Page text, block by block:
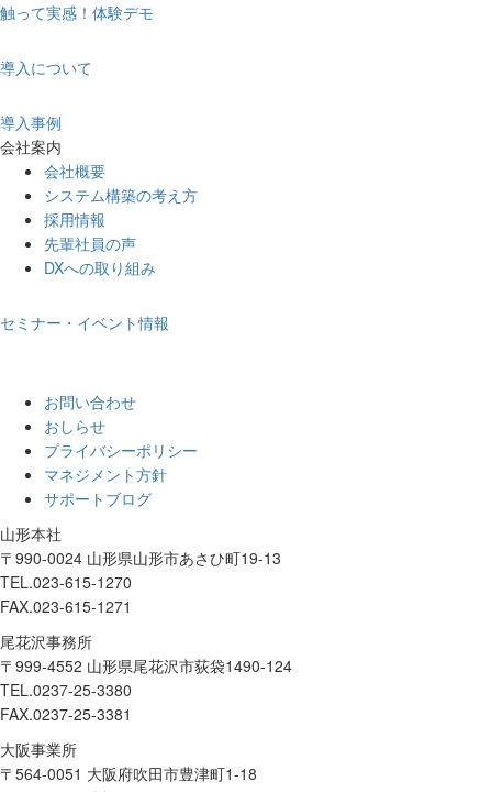
触って実感！体験デモ
導入について
導入事例
会社案内
会社概要
システム構築の考え方
採用情報
先輩社員の声
DXへの取り組み
セミナー・イベント情報
お問い合わせ
おしらせ
プライバシーポリシー
マネジメント方針
サポートブログ
山形本社
〒990-0024 山形県山形市あさひ町19-13
TEL.023-615-1270
FAX.023-615-1271
尾花沢事務所
〒999-4552 山形県尾花沢市荻袋1490-124
TEL.0237-25-3380
FAX.0237-25-3381
大阪事業所
〒564-0051 大阪府吹田市豊津町1-18